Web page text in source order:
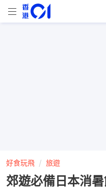
好食玩飛 旅遊
郊遊必備日本消